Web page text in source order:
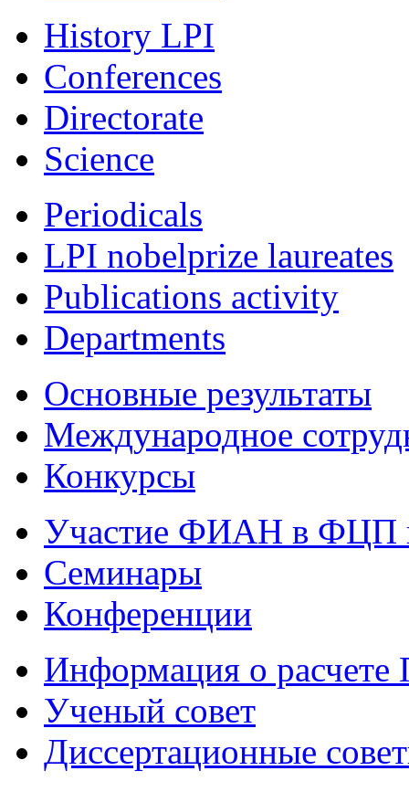
History LPI
Conferences
Directorate
Science
Periodicals
LPI nobelprize laureates
Publications activity
Departments
Основные результаты
Международное
Конкурсы
Участие ФИАН в ФЦП
Семинары
Конференции
Информация о
Ученый совет
Диссертационные